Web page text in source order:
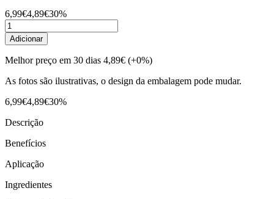
6,99€4,89€30%
Adicionar
Melhor preço em 30 dias 4,89€ (+0%)
As fotos são ilustrativas, o design da embalagem pode mudar.
6,99€4,89€30%
Descrição
Benefícios
Aplicação
Ingredientes